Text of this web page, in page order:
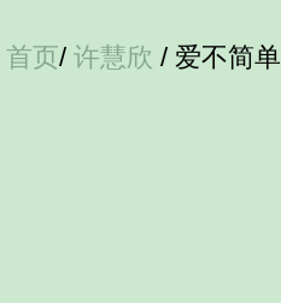
首页/ 许慧欣 / 爱不简单